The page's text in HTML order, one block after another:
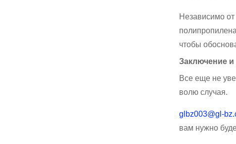
Независимо
чтобы
Заключение
Все еще не
волю случая.
glbz003@gl-
вам нужно